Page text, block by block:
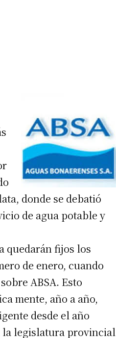
donde se debatió
de agua potable y
quedarán fijos los
de enero, cuando
ABSA. Esto
mente, año a año,
desde el año
la legislatura provincial